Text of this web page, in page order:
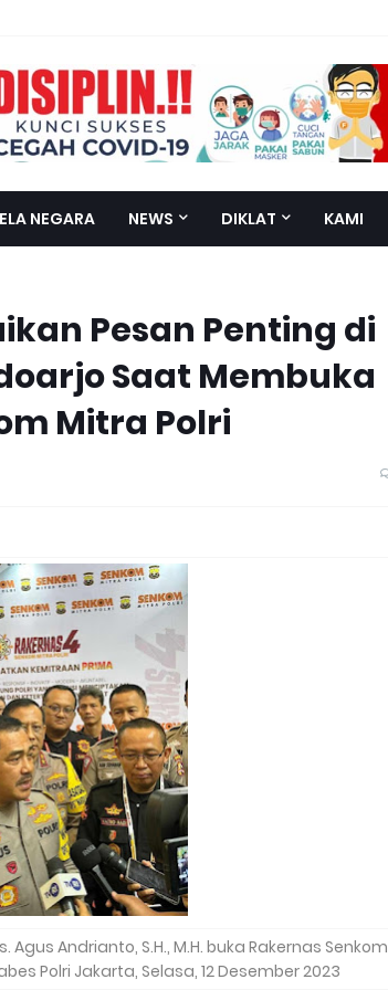
NEGARA NEWS DIKLAT KAMI
Pesan Penting di
Saat Membuka
Mitra Polri
Agus Andrianto, S.H., M.H. buka Rakernas Senkom
Polri Jakarta, Selasa, 12 Desember 2023